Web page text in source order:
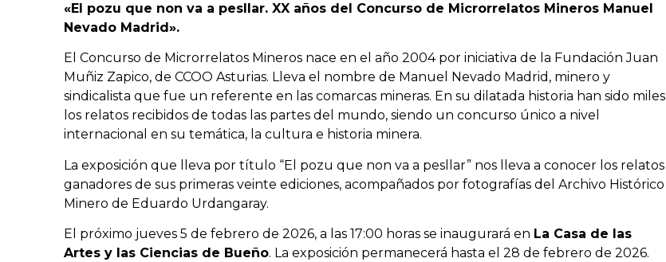
«El pozu que non va a pesllar. XX años del Concurso de Microrrelatos Mineros Manuel
Nevado Madrid».
El Concurso de Microrrelatos Mineros nace en el año 2004 por iniciativa de la Fundación Juan
Muñiz Zapico, de CCOO Asturias. Lleva el nombre de Manuel Nevado Madrid, minero y
sindicalista que fue un referente en las comarcas mineras. En su dilatada historia han sido miles
los relatos recibidos de todas las partes del mundo, siendo un concurso único a nivel
internacional en su temática, la cultura e historia minera.
La exposición que lleva por título “El pozu que non va a pesllar” nos lleva a conocer los relatos
ganadores de sus primeras veinte ediciones, acompañados por fotografías del Archivo Histórico
Minero de Eduardo Urdangaray.
El próximo jueves 5 de febrero de 2026, a las 17:00 horas se inaugurará en La Casa de las
Artes y las Ciencias de Bueño. La exposición permanecerá hasta el 28 de febrero de 2026.